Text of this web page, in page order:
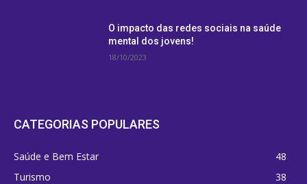
O impacto das redes sociais na saúde
mental dos jovens!
18/10/2023
CATEGORIAS POPULARES
Saúde e Bem Estar
48
Turismo
38